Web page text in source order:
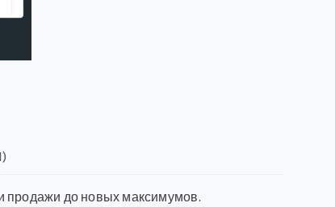
продажи до новых максимумов.